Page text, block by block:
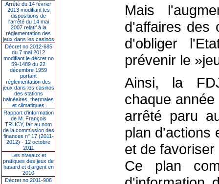
Arrêté du 14 février
2013 modifiant les
dispositions de
l'arrêté du 14 mai
2007 relatif à la
réglementation des
jeux dans les casinos
Décret no 2012-685
du 7 mai 2012
modifiant le décret no
59-1489 du 22
décembre 1959
portant
réglementation des
jeux dans les casinos
des stations
balnéaires, thermales
et climatiques
Rapport d'information
de M. François
TRUCY, fait au nom
de la commission des
finances n° 17 (2011-
2012) - 12 octobre
2011
Les niveaux et
pratiques des jeux de
hasard et d’argent en
2010
Décret no 2011-906
Mais
d'affaires des
d'obliger
prévenir le
Ainsi, la
chaque
arrêté paru
plan d'actions
et de
Ce plan